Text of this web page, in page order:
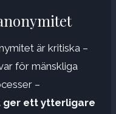
är kritiska –
för mänskliga
–
ger ett ytterligare